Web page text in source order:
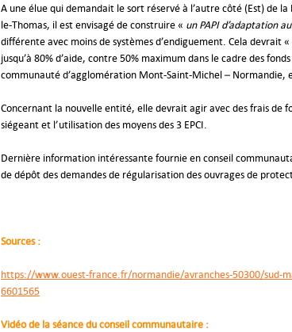
A une élue qui demandait le sort réservé à l’autre côté (Est) de
le-Thomas, il est envisagé de construire « un PAPI d’adaptation
différente avec moins de systèmes d’endiguement. Cela devrait «
jusqu’à 80% d’aide, contre 50% maximum dans le cadre des
communauté d’agglomération Mont-Saint-Michel – Normandie,
Concernant la nouvelle entité, elle devrait agir avec des frais de
siégeant et l’utilisation des moyens des 3 EPCI.
Dernière information intéressante fournie en conseil
de dépôt des demandes de régularisation des ouvrages de
Sources :
https://www.ouest-france.fr/normandie/avranches-50300/sud-
6601565
Vidéo de la séance du conseil communautaire :